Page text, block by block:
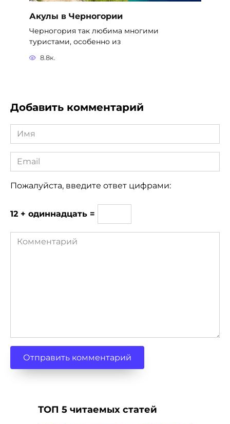
Акулы в Черногории
Черногория так любима многими
туристами, особенно из
8.8к.
Добавить комментарий
Имя
*
Email
*
Пожалуйста, введите ответ цифрами:
12 + одиннадцать =
Комментарий
ТОП 5 читаемых статей